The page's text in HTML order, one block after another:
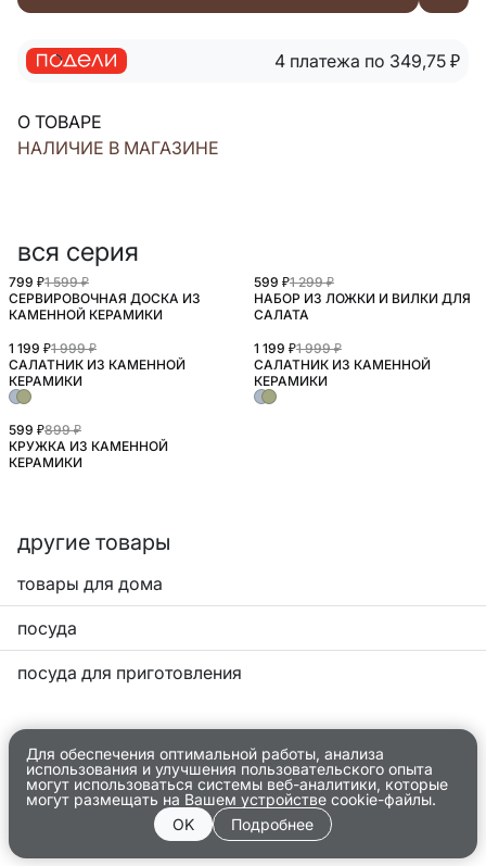
4 платежа по 349,75 ₽
О ТОВАРЕ
НАЛИЧИЕ В МАГАЗИНЕ
вся серия
799 ₽1 599 ₽
СЕРВИРОВОЧНАЯ ДОСКА ИЗ
КАМЕННОЙ КЕРАМИКИ
599 ₽1 299 ₽
НАБОР ИЗ ЛОЖКИ И ВИЛКИ ДЛЯ
САЛАТА
1 199 ₽1 999 ₽
САЛАТНИК ИЗ КАМЕННОЙ
КЕРАМИКИ
1 199 ₽1 999 ₽
САЛАТНИК ИЗ КАМЕННОЙ
КЕРАМИКИ
599 ₽899 ₽
КРУЖКА ИЗ КАМЕННОЙ
КЕРАМИКИ
другие товары
товары для дома
посуда
посуда для приготовления
Для обеспечения оптимальной работы, анализа
использования и улучшения пользовательского опыта
могут использоваться системы веб-аналитики, которые
могут размещать на Вашем устройстве cookie-файлы.
OK
Подробнее